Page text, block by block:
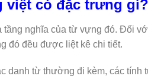
việt có đặc trưng gì?
nghĩa của từ vựng đó. Đối
đó đều được liệt kê chi tiết.
danh từ thường đi kèm, các